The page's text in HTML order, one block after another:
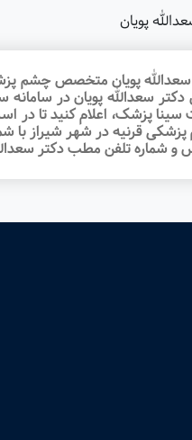
پویان
پویان متخصص چشم
دکتر سعدالله پویان در
سینا پزشک، اعلام کنید تا در
قرنیه در شهر شیراز با
و شماره تلفن مطب دکتر